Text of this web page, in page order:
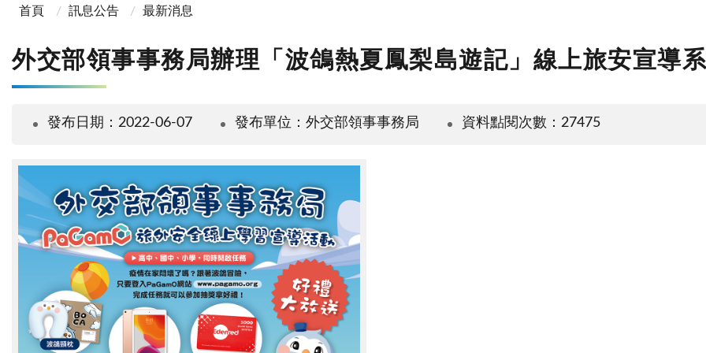
首頁 訊息公告 最新消息
外交部領事事務局辦理「波鴿熱夏鳳梨島遊記」線上旅安宣導
發布日期：2022-06-07 發布單位：外交部領事事務局 資料點閱次數：27475